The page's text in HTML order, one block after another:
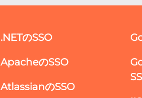
.NETのSSO
ApacheのSSO
AtlassianのSSO